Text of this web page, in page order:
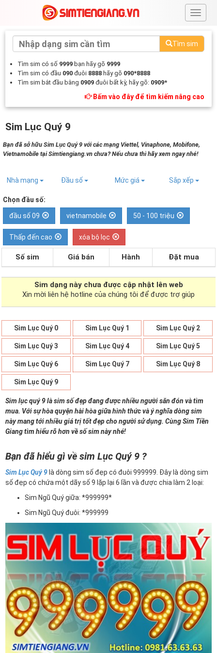
#
Tìm sim
Tìm sim có số 9999 bạn hãy gõ 9999
Tìm sim có đầu 090 đuôi 8888 hãy gõ 090*8888
Tìm sim bắt đầu bằng 0909 đuôi bất kỳ, hãy gõ: 0909*
Bấm vào đây để tìm kiếm nâng cao
Sim Lục Quý 9
Bạn đã sở hữu Sim Lục Quý 9 với các mạng Viettel, Vinaphone, Mobifone,
Vietnamobile tại Simtiengiang.vn chưa? Nếu chưa thì hãy xem ngay nhé!
Nhà mạng Đầu số Mức giá Sắp xếp
Chọn đầu số:
đầu số 09 vietnamobile 50 - 100 triệu
Thấp đến cao xóa bộ lọc
Số sim Giá bán Hành Đặt mua
Sim dạng này chưa được cập nhật lên web
Xin mời liên hệ hotline của chúng tôi để được trợ giúp
Sim Lục Quý 0 Sim Lục Quý 1 Sim Lục Quý 2
Sim Lục Quý 3 Sim Lục Quý 4 Sim Lục Quý 5
Sim Lục Quý 6 Sim Lục Quý 7 Sim Lục Quý 8
Sim Lục Quý 9
Sim lục quý 9 là sim số đẹp đang được nhiều người săn đón và tìm
mua. Với sự hòa quyện hài hòa giữa hình thức và ý nghĩa dòng sim
này mang tới nhiều giá trị tốt đẹp cho người sử dụng. Cùng Sim Tiền
Giang tìm hiểu rõ hơn về số sim này nhé!
Bạn đã hiểu gì về sim Lục Quý 9 ?
Sim Lục Quý 9 là dòng sim số đẹp có đuôi 999999. Đây là dòng sim
số đẹp có chứa một dãy số 9 lặp lại 6 lần và được chia làm 2 loại:
Sim Ngũ Quý giữa: *999999*
Sim Ngũ Quý đuôi: *999999